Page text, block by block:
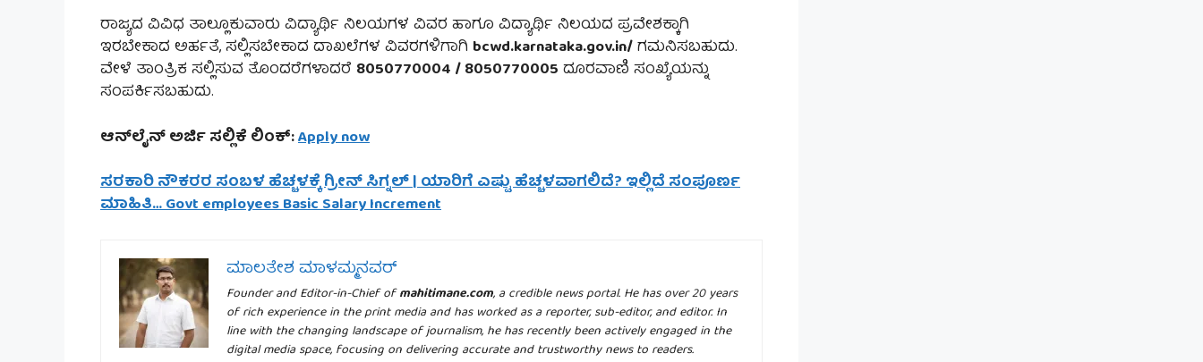
ರಾಜ್ಯದ ವಿವಿಧ ತಾಲ್ಲೂಕುವಾರು ವಿದ್ಯಾರ್ಥಿ ನಿಲಯಗಳ ವಿವರ ಹಾಗೂ ವಿದ್ಯಾರ್ಥಿ ನಿಲಯದ ಪ್ರವೇಶಕ್ಕಾಗಿ
ಇರಬೇಕಾದ ಅರ್ಹತೆ, ಸಲ್ಲಿಸಬೇಕಾದ ದಾಖಲೆಗಳ ವಿವರಗಳಿಗಾಗಿ bcwd.karnataka.gov.in/ಗಮನಿಸಬಹುದು.
ವೇಳೆ ತಾಂತ್ರಿಕ ಸಲ್ಲಿಸುವ ತೊಂದರೆಗಳಾದರೆ 8050770004 / 8050770005 ದೂರವಾಣಿ ಸಂಖ್ಯೆಯನ್ನು
ಸಂಪರ್ಕಿಸಬಹುದು.
ಆನ್‌ಲೈನ್ ಅರ್ಜಿ ಸಲ್ಲಿಕೆ ಲಿಂಕ್:Apply now
ಸರಕಾರಿ ನೌಕರರ ಸಂಬಳ ಹೆಚ್ಚಳಕ್ಕೆ ಗ್ರೀನ್ ಸಿಗ್ನಲ್ | ಯಾರಿಗೆ ಎಷ್ಟು ಹೆಚ್ಚಳವಾಗಲಿದೆ? ಇಲ್ಲಿದೆ ಸಂಪೂರ್ಣ
ಮಾಹಿತಿ… Govt employees Basic Salary Increment
ಮಾಲತೇಶ ಮಾಳಮ್ಮನವರ್
Founder and Editor-in-Chief ofmahitimane.com, a credible news portal. He has over 20 years
of rich experience in the print media and has worked as a reporter, sub-editor, and editor. In
line with the changing landscape of journalism, he has recently been actively engaged in the
digital media space, focusing on delivering accurate and trustworthy news to readers.